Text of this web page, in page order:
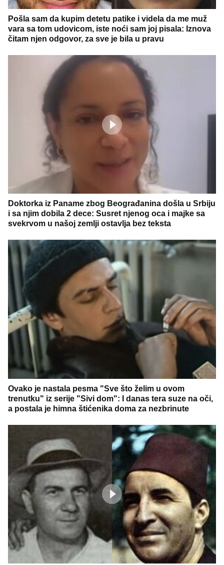
Pošla sam da kupim detetu patike i videla da me muž
vara sa tom udovicom, iste noći sam joj pisala: Iznova
čitam njen odgovor, za sve je bila u pravu
Doktorka iz Paname zbog Beograđanina došla u Srbiju
i sa njim dobila 2 dece: Susret njenog oca i majke sa
svekrvom u našoj zemlji ostavlja bez teksta
Ovako je nastala pesma "Sve što želim u ovom
trenutku" iz serije "Sivi dom": I danas tera suze na oči,
a postala je himna štićenika doma za nezbrinute